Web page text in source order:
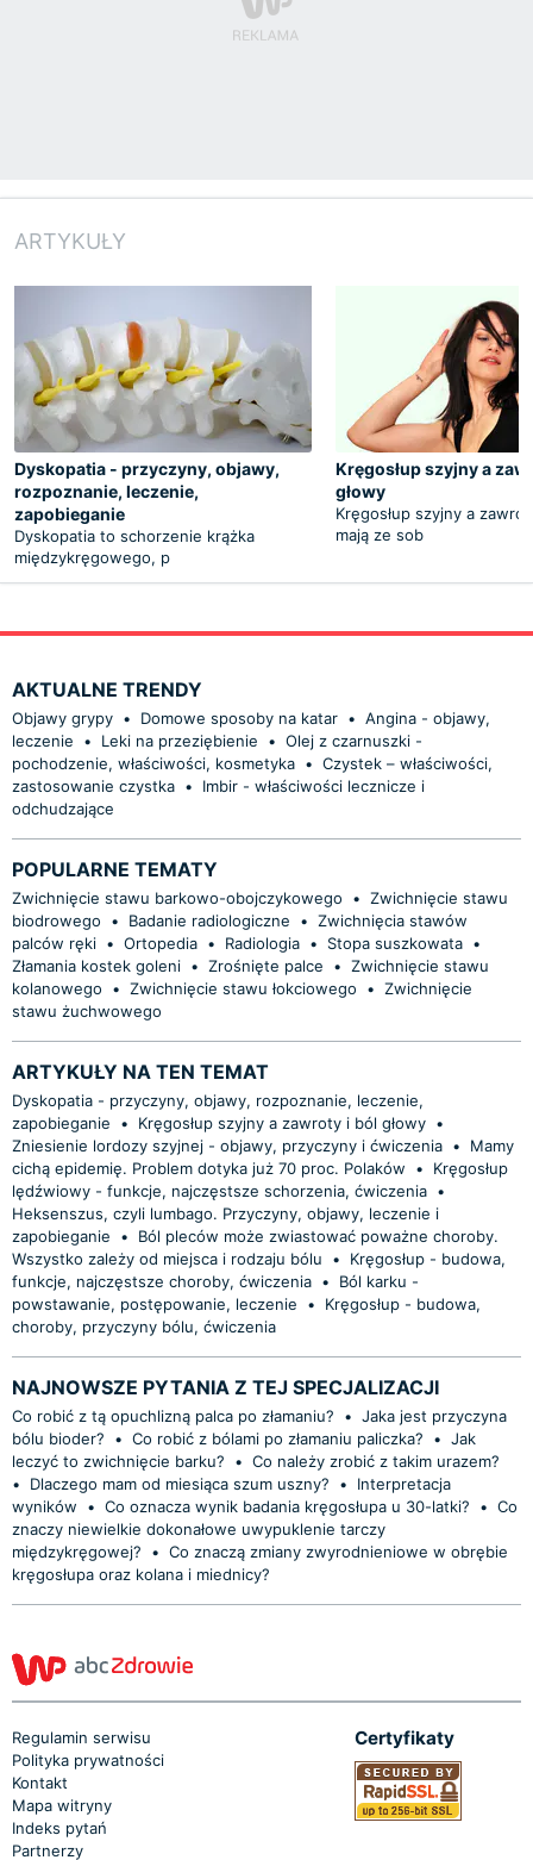
ARTYKUŁY
Dyskopatia - przyczyny, objawy,
rozpoznanie, leczenie,
zapobieganie
Dyskopatia to schorzenie krążka
międzykręgowego, p
Kręgosłup szyjny a
głowy
Kręgosłup szyjny a
mają ze sob
AKTUALNE TRENDY
Objawy grypy • Domowe sposoby na katar • Angina - objawy,
leczenie
• Leki na przeziębienie • Olej z czarnuszki -
pochodzenie, właściwości, kosmetyka • Czystek – właściwości,
zastosowanie czystka •
Imbir - właściwości lecznicze i
odchudzające
POPULARNE TEMATY
Zwichnięcie stawu barkowo-obojczykowego • Zwichnięcie stawu
biodrowego
• Badanie radiologiczne • Zwichnięcia stawów
palców ręki • Ortopedia • Radiologia • Stopa suszkowata •
Złamania kostek goleni • Zrośnięte palce • Zwichnięcie stawu
kolanowego
• Zwichnięcie stawu łokciowego • Zwichnięcie
stawu żuchwowego
ARTYKUŁY NA TEN TEMAT
Dyskopatia - przyczyny, objawy, rozpoznanie, leczenie,
zapobieganie
• Kręgosłup szyjny a zawroty i ból głowy •
Zniesienie lordozy szyjnej - objawy, przyczyny i ćwiczenia •
Mamy
cichą epidemię. Problem dotyka już 70 proc. Polaków
•
Kręgosłup
lędźwiowy - funkcje, najczęstsze schorzenia, ćwiczenia •
Heksenszus, czyli lumbago. Przyczyny, objawy, leczenie i
zapobieganie
•
Ból pleców może zwiastować poważne choroby.
Wszystko zależy od miejsca i rodzaju bólu
•
Kręgosłup - budowa,
funkcje, najczęstsze choroby, ćwiczenia •
Ból karku -
powstawanie, postępowanie, leczenie
•
Kręgosłup - budowa,
choroby, przyczyny bólu, ćwiczenia
NAJNOWSZE PYTANIA Z TEJ SPECJALIZACJI
Co robić z tą opuchlizną palca po złamaniu? • Jaka jest przyczyna
bólu bioder?
• Co robić z bólami po złamaniu paliczka? • Jak
leczyć to zwichnięcie barku?
• Co należy zrobić z takim urazem?
•
Dlaczego mam od miesiąca szum uszny? •
Interpretacja
wyników
• Co oznacza wynik badania kręgosłupa u 30-latki? • Co
znaczy niewielkie dokonałowe uwypuklenie tarczy
międzykręgowej?
• Co znaczą zmiany zwyrodnieniowe w obrębie
kręgosłupa oraz kolana i miednicy?
Regulamin serwisu
Polityka prywatności
Kontakt
Mapa witryny
Indeks pytań
Partnerzy
Certyfikaty